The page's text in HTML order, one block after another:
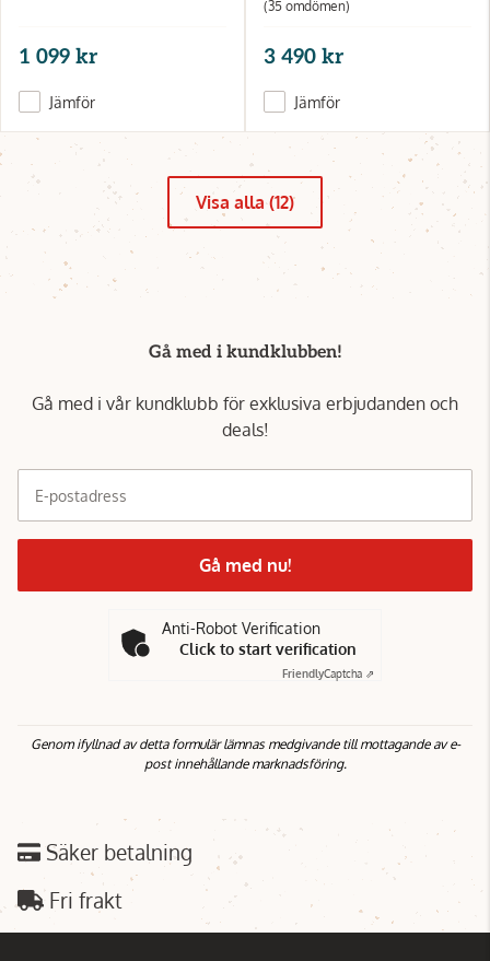
1 099 kr
Jämför
(35 omdömen)
3 490 kr
Jämför
Visa alla (12)
Gå med i kundklubben!
Gå med i vår kundklubb för exklusiva erbjudanden och
deals!
E-postadress
Gå med nu!
Anti-Robot Verification
Click to start verification
FriendlyCaptcha ⇗
Genom ifyllnad av detta formulär lämnas medgivande till mottagande av e-
post innehållande marknadsföring.
Säker betalning
Fri frakt